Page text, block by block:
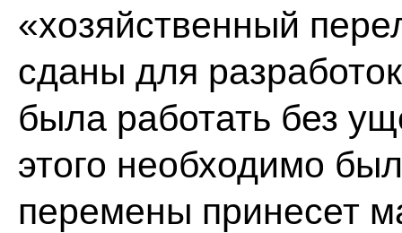
«хозяйственный
сданы для
была работать без
этого необходимо
перемены принесет